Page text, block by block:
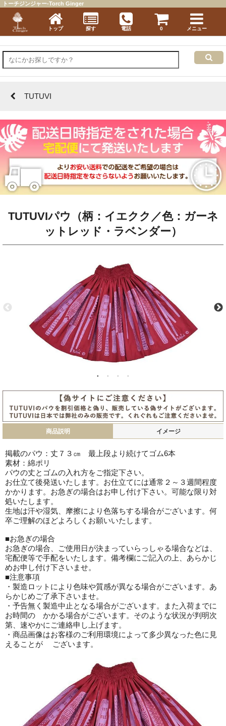
TUTUVI
TUTUVIパウ（柄：イエクク／色：ガーネ
ットレッド・ラベンダー）
商品説明 イメージ
掲載のパウ：丈７３㎝ 最上段より続けてゴム6本
素材：綿ポリ
パウの丈とゴムの入れ方をご指定下さい。
お仕立て後発送いたします。お仕立てには通常２～３週間程度
かかります。お急ぎの場合はお申し付け下さい。可能な限り対
処いたします。
生地は汗や湿気、摩擦により色落ちする場合がございます。何
卒ご理解のほどよろしくお願いいたします。
■お急ぎの場合
お急ぎの場合、ご使用日が決まっていらっしゃる場合などは、
宅配便等で手配をいたします。備考欄にご記入の上、あらかじ
めお申し付け下さいませ。
■注意事項
・製造ロットにより色味や質感が異なる場合がございます。あ
らかじめご了承下さいませ。
・予告無く製造中止となる場合がございます。また入荷までに
お時間の かかる場合がございます。そのような状況が判明次
第、速やかにご連絡申し上げます。
・商品画像はお客様のご利用環境によって多少異なった色に見
えることが ございます。
トーチジンジャー-Torch Ginger
トップ 探す 電話 0 メニュー